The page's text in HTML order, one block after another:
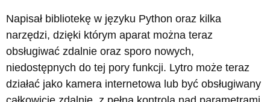
Napisał bibliotekę w języku Python oraz kilka
narzędzi, dzięki którym aparat można teraz
obsługiwać zdalnie oraz sporo nowych,
niedostępnych do tej pory funkcji. Lytro może teraz
działać jako kamera internetowa lub być obsługiwany